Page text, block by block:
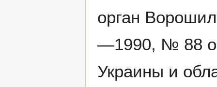
орган
—1990, № 88
Украины и